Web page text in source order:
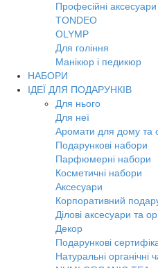
Професійні
TONDEO
OLYMP
Для гоління
Манікюр і педикюр
НАБОРИ
ІДЕЇ ДЛЯ ПОДАРУНКІВ
Для нього
Для неї
Аромати для дому та
Подарункові набори
Парфюмерні набори
Косметичні набори
Аксесуари
Корпоративний
Ділові аксесуари та
Декор
Подарункові
Натуральні органічні